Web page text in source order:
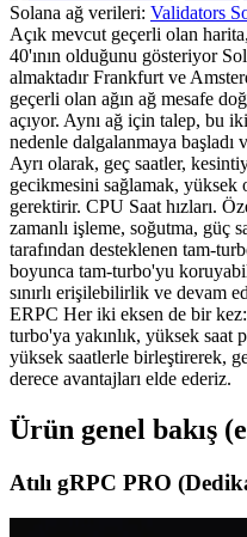
Solana ağ verileri: Validators
Açık mevcut geçerli olan
40'ının olduğunu gösteriyor
almaktadır Frankfurt ve
geçerli olan ağın ağ mesafe
açıyor. Aynı ağ için talep, bu
nedenle dalgalanmaya başladı
Ayrı olarak, geç saatler,
gecikmesini sağlamak, yüksek
gerektirir. CPU Saat hızları.
zamanlı işleme, soğutma, güç
tarafından desteklenen tam-
boyunca tam-turbo'yu
sınırlı erişilebilirlik ve devam
ERPC Her iki eksen de bir
turbo'ya yakınlık, yüksek saat
yüksek saatlerle birleştirerek,
derece avantajları elde ederiz.
Ürün genel bakış
Atılı gRPC PRO